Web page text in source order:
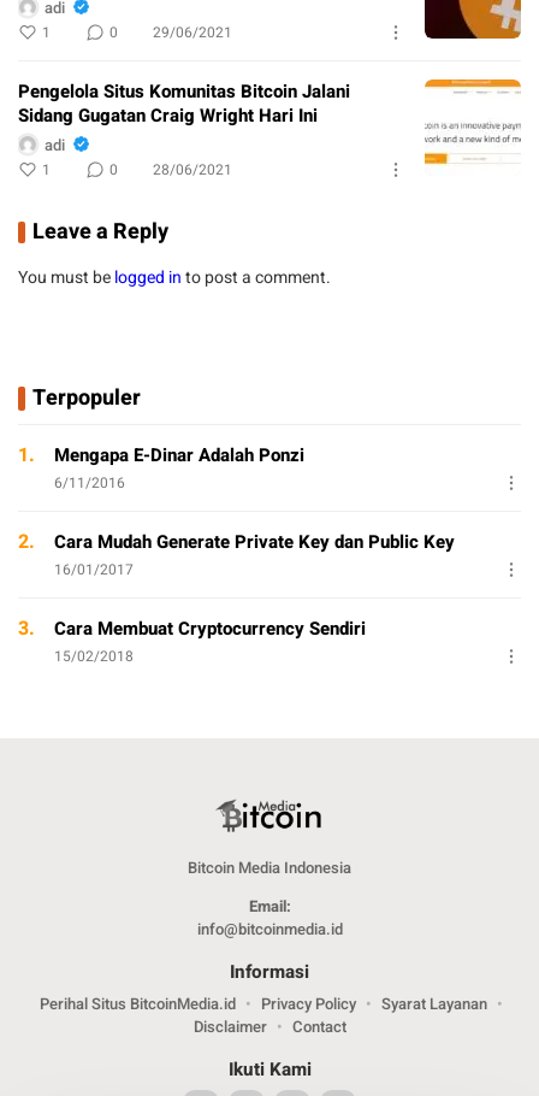
adi
1 0 29/06/2021
Pengelola Situs Komunitas Bitcoin Jalani
Sidang Gugatan Craig Wright Hari Ini
adi
1 0 28/06/2021
Leave a Reply
You must belogged into post a comment.
Terpopuler
1. Mengapa E-Dinar Adalah Ponzi
6/11/2016
2. Cara Mudah Generate Private Key dan Public Key
16/01/2017
3. Cara Membuat Cryptocurrency Sendiri
15/02/2018
Bitcoin Media Indonesia
Email:
info@bitcoinmedia.id
Informasi
Perihal Situs BitcoinMedia.id Privacy Policy
Syarat Layanan
Disclaimer
Contact
Ikuti Kami